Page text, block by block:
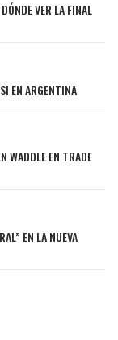
VER LA FINAL
EN ARGENTINA
WADDLE EN TRADE
EN LA NUEVA